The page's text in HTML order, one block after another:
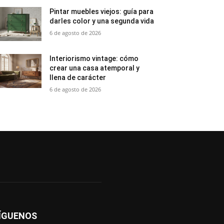
Pintar muebles viejos: guía para
darles color y una segunda vida
6 de agosto de 2026
Interiorismo vintage: cómo
crear una casa atemporal y
llena de carácter
6 de agosto de 2026